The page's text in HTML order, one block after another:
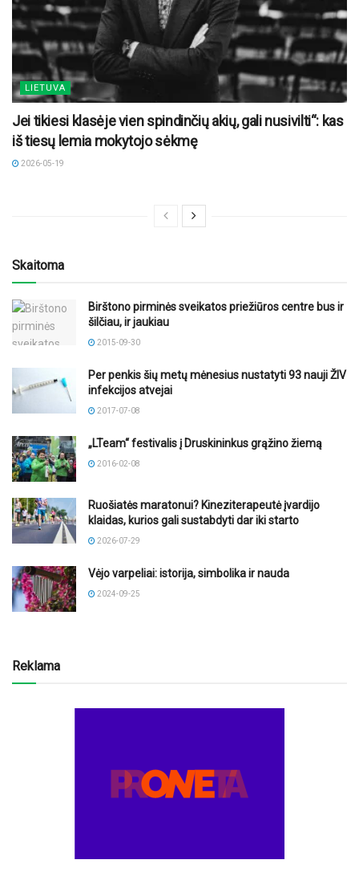
LIETUVA
Jei tikiesi klasėje vien spindinčių akių, gali nusivilti“: kas
iš tiesų lemia mokytojo sėkmę
2026-05-19
Skaitoma
Birštono pirminės sveikatos priežiūros centre bus ir
šilčiau, ir jaukiau
2015-09-30
Per penkis šių metų mėnesius nustatyti 93 nauji ŽIV
infekcijos atvejai
2017-07-08
„LTeam“ festivalis į Druskininkus grąžino žiemą
2016-02-08
Ruošiatės maratonui? Kineziterapeutė įvardijo
klaidas, kurios gali sustabdyti dar iki starto
2026-07-29
Vėjo varpeliai: istorija, simbolika ir nauda
2024-09-25
Reklama